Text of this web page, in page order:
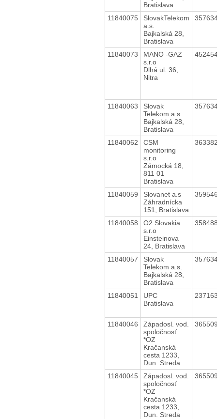
Bratislava
11840075
SlovakTelekom
a.s.
Bajkalská 28,
Bratislava
11840073
MANO -GAZ
s.r.o
Dlhá ul. 36,
Nitra
11840063
Slovak
Telekom a.s.
Bajkalská 28,
Bratislava
11840062
CSM
monitoring
s.r.o
Zámocká 18,
811 01
Bratislava
11840059
Slovanet a.s
Záhradnícka
151, Bratislava
11840058
O2 Slovakia
s.r.o
Einsteinova
24, Bratislava
11840057
Slovak
Telekom a.s.
Bajkalská 28,
Bratislava
11840051
UPC
Bratislava
11840046
Západosl. vod.
spoločnosť
*OZ
Kračanská
cesta 1233,
Dun. Streda
11840045
Západosl. vod.
spoločnosť
*OZ
Kračanská
cesta 1233,
Dun. Streda